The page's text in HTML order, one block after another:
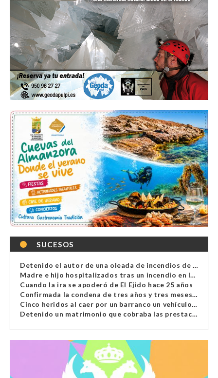
SUCESOS
Detenido el autor de una oleada de incendios de contenedores en Almería
Madre e hijo hospitalizados tras un incendio en la cocina de una vivienda en Almería
Cuando la ira se apoderó de El Ejido hace 25 años
Confirmada la condena de tres años y tres meses al hombre de Antas acusado de xenofobia
Cinco heridos al caer por un barranco un vehículo en Alcolea
Detenido un matrimonio que cobraba las prestaciones de ilegales en Almería, Granada, Málaga, Huelva y Murcia